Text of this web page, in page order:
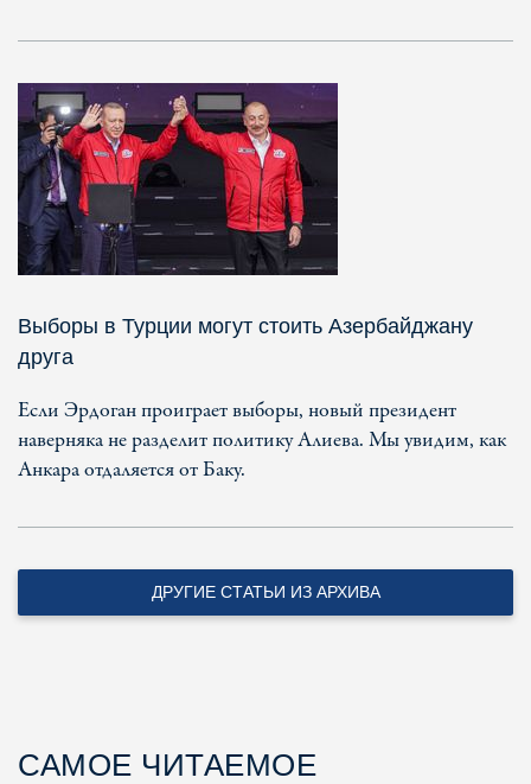
Выборы в Турции могут стоить Азербайджану
друга
Если Эрдоган проиграет выборы, новый президент
наверняка не разделит политику Алиева. Мы увидим, как
Анкара отдаляется от Баку.
ДРУГИЕ СТАТЬИ ИЗ АРХИВА
САМОЕ ЧИТАЕМОЕ